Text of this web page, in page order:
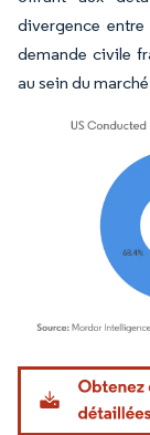
divergence
demande civile
au sein du
Image © Mordor